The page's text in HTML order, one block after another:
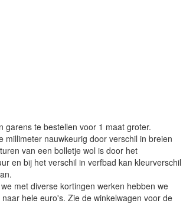
garens te bestellen voor 1 maat groter.
millimeter nauwkeurig door verschil in breien
van een bolletje wol is door het
en bij het verschil in verfbad kan kleurverschil
met diverse kortingen werken hebben we
hele euro's. Zie de winkelwagen voor de